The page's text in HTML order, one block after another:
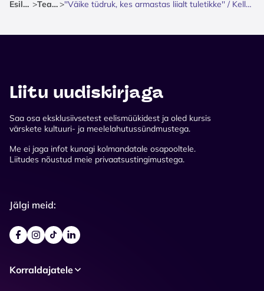
Esileht > Teater > ''Väike tüdruk, kes armastas liialt tuletikke'' / Kellerteater
Liitu uudiskirjaga
Saa osa eksklusiivsetest eelismüükidest ja oled kursis
värskete kultuuri- ja meelelahutussündmustega.
Me ei jaga infot kunagi kolmandatale osapooltele.
Liitudes nõustud meie privaatsustingimustega.
Jälgi meid:
Korraldajatele